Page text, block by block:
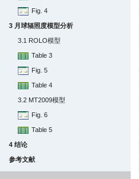
Fig. 4
3 月球辐照度模型分析
3.1 ROLO模型
Table 3
Fig. 5
Table 4
3.2 MT2009模型
Fig. 6
Table 5
4 结论
参考文献